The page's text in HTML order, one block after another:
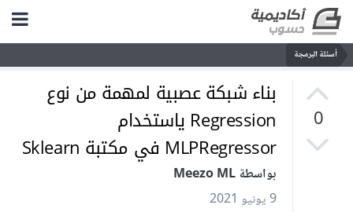
أسئلة البرمجة
0
بناء شبكة عصبية لمهمة من نوع
Regression ياستخدام
MLPRegressor في مكتبة Sklearn
بواسطة Meezo ML
9 يونيو 2021